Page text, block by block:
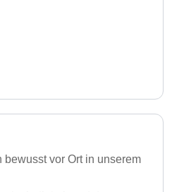
vor Ort in unserem